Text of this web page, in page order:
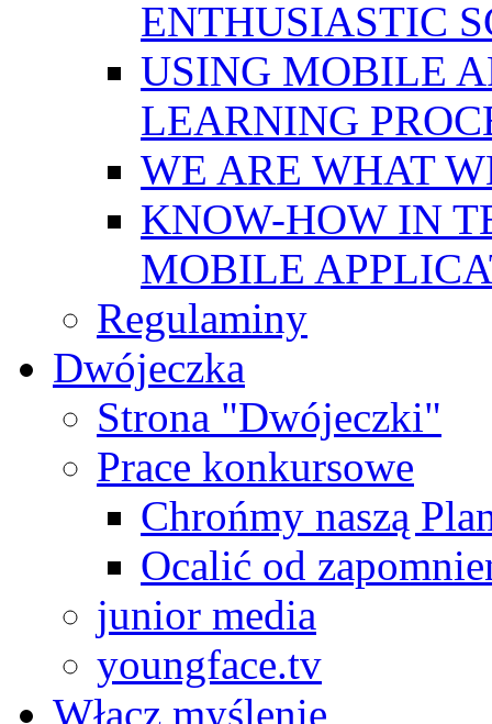
ENTHUSIASTIC
USING MOBILE
LEARNING
WE ARE WHAT
KNOW-HOW IN
MOBILE
Regulaminy
Dwójeczka
Strona "Dwójeczki"
Prace konkursowe
Chrońmy naszą
Ocalić od
junior media
youngface.tv
Włącz myślenie